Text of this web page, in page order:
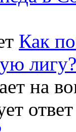
Как
лигу?
на